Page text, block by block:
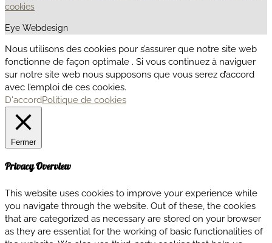
cookies
Eye Webdesign
Nous utilisons des cookies pour s’assurer que notre site web
fonctionne de façon optimale . Si vous continuez à naviguer
sur notre site web nous supposons que vous serez d’accord
avec l’emploi de ces cookies.
D'accordPolitique de cookies
Fermer
Privacy Overview
This website uses cookies to improve your experience while
you navigate through the website. Out of these, the cookies
that are categorized as necessary are stored on your browser
as they are essential for the working of basic functionalities of